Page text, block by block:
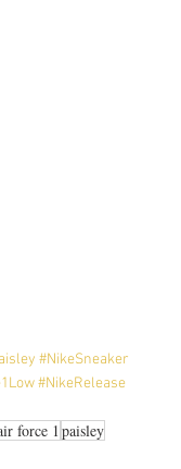
#NikeSneaker
#NikeRelease
force 1 paisley